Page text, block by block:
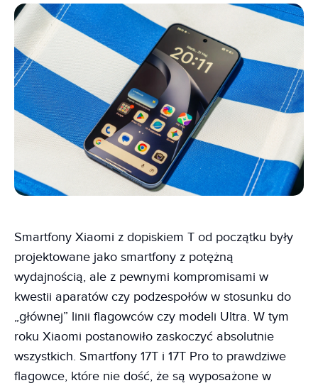
Smartfony Xiaomi z dopiskiem T od początku były
projektowane jako smartfony z potężną
wydajnością, ale z pewnymi kompromisami w
kwestii aparatów czy podzespołów w stosunku do
„głównej” linii flagowców czy modeli Ultra. W tym
roku Xiaomi postanowiło zaskoczyć absolutnie
wszystkich. Smartfony 17T i 17T Pro to prawdziwe
flagowce, które nie dość, że są wyposażone w